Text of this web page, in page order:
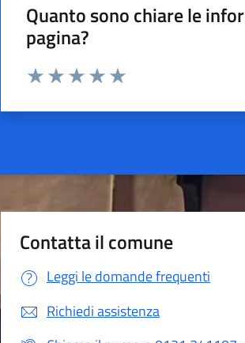
Quanto sono chiare le
pagina?
Valuta da 1 a 5 stelle la pagina
Contatta il comune
Leggi le domande frequenti
Richiedi assistenza